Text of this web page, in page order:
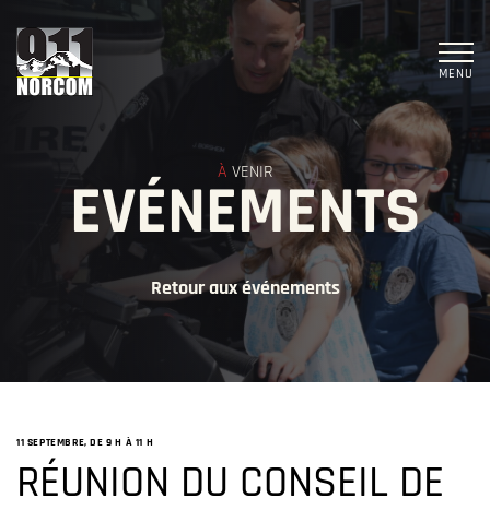
MENU
À VENIR
EVÉNEMENTS
Retour aux événements
11 SEPTEMBRE, DE 9 H À 11 H
RÉUNION DU CONSEIL DE